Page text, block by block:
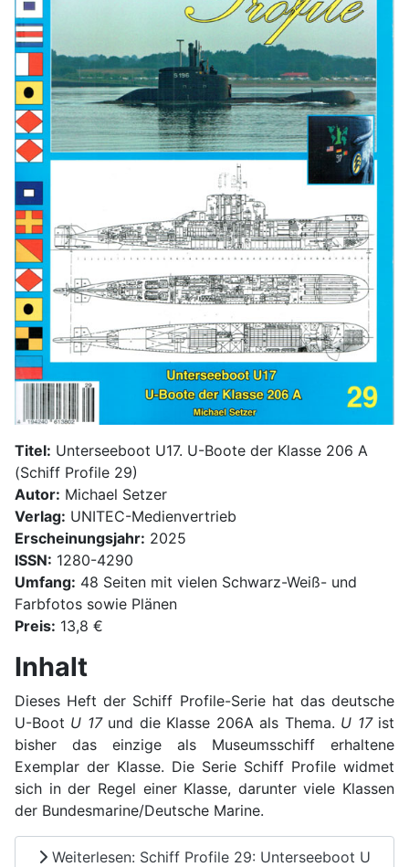
Titel: Unterseeboot U17. U-Boote der Klasse 206 A
(Schiff Profile 29)
Autor: Michael Setzer
Verlag: UNITEC-Medienvertrieb
Erscheinungsjahr: 2025
ISSN: 1280-4290
Umfang: 48 Seiten mit vielen Schwarz-Weiß- und
Farbfotos sowie Plänen
Preis: 13,8 €
Inhalt
Dieses Heft der Schiff Profile-Serie hat das deutsche
U-Boot U 17und die Klasse 206A als Thema. U 17ist
bisher das einzige als Museumsschiff erhaltene
Exemplar der Klasse. Die Serie Schiff Profile widmet
sich in der Regel einer Klasse, darunter viele Klassen
der Bundesmarine/Deutsche Marine.
Weiterlesen: Schiff Profile 29: Unterseeboot U